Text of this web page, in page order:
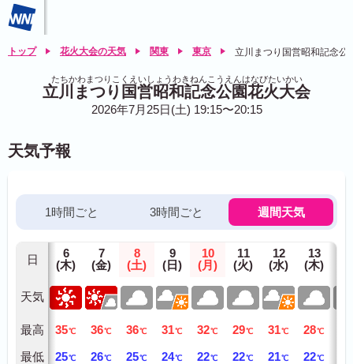
トップ 花火大会の天気 関東 東京 立川まつり国営昭和記念公
たちかわまつりこくえいしょうわきねんこうえんはなびたいかい
立川まつり国営昭和記念公園花火大会
2026年7月25日(土) 19:15〜20:15
天気予報
1時間ごと 3時間ごと 週間天気
日
天気
最高
最低
6
(木)
35℃
25℃
7
(金)
36℃
26℃
8
(土)
36℃
25℃
9
(日)
31℃
24℃
10
(月)
32℃
22℃
11
(火)
29℃
22℃
12
(水)
31℃
21℃
13
(木)
28℃
22℃